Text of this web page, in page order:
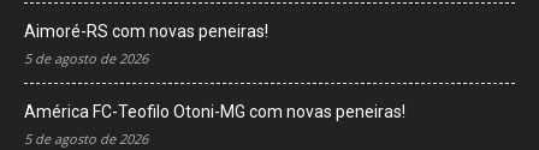
Aimoré-RS com novas peneiras!
5 de agosto de 2026
América FC-Teofilo Otoni-MG com novas peneiras!
5 de agosto de 2026